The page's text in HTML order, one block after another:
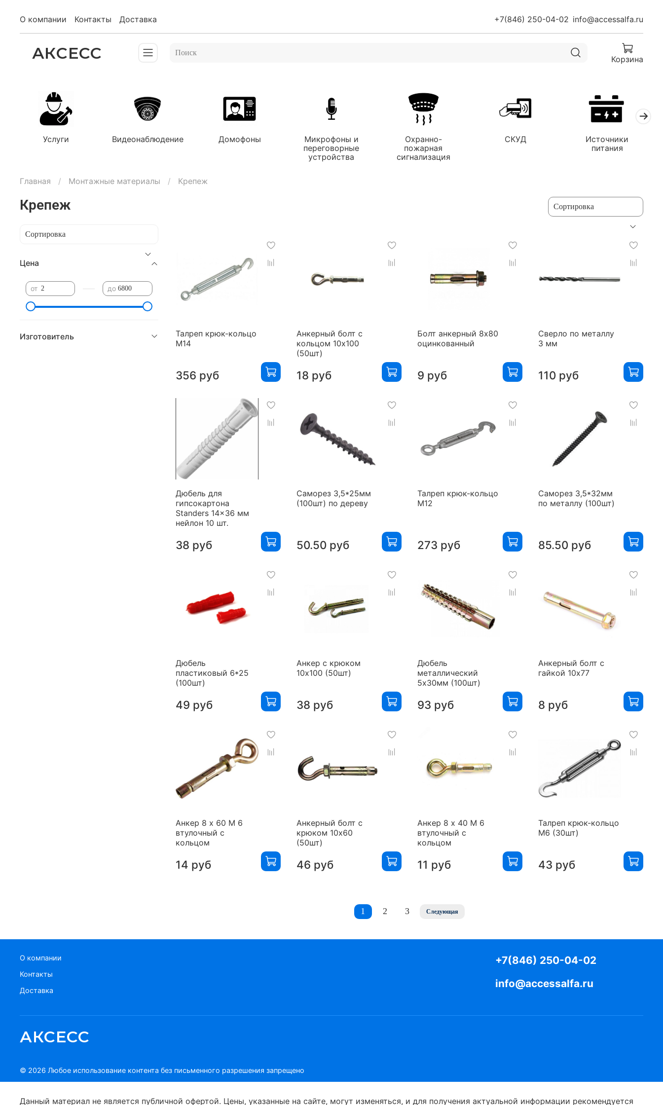
О компании Контакты Доставка +7(846) 250-04-02 info@accessalfa.ru
АКСЕСС Корзина
Услуги Видеонаблюдение Домофоны
Микрофоны и
переговорные
устройства
Охранно-
пожарная
сигнализация
СКУД
Источники
питания
Главная Монтажные материалы Крепеж
Крепеж
Талреп крюк-кольцо
М14
356 руб
Анкерный болт с
кольцом 10х100
(50шт)
18 руб
Болт анкерный 8х80
оцинкованный
9 руб
Сверло по металлу
3 мм
110 руб
Дюбель для
гипсокартона
Standers 14x36 мм
нейлон 10 шт.
38 руб
Саморез 3,5*25мм
(100шт) по дереву
50.50 руб
Талреп крюк-кольцо
М12
273 руб
Саморез 3,5*32мм
по металлу (100шт)
85.50 руб
Дюбель
пластиковый 6*25
(100шт)
49 руб
Анкер с крюком
10х100 (50шт)
38 руб
Дюбель
металлический
5х30мм (100шт)
93 руб
Анкерный болт с
гайкой 10х77
8 руб
Анкер 8 х 60 М 6
втулочный с
кольцом
14 руб
Анкерный болт с
крюком 10х60
(50шт)
46 руб
Анкер 8 х 40 М 6
втулочный с
кольцом
11 руб
Талреп крюк-кольцо
М6 (30шт)
43 руб
1 2 3 Следующая
Цена
от до
Изготовитель
О компании
Контакты
Доставка
+7(846) 250-04-02
info@accessalfa.ru
АКСЕСС
© 2026 Любое использование контента без письменного разрешения запрещено
Данный материал не является публичной офертой. Цены, указанные на сайте, могут изменяться, и для получения актуальной информации рекомендуется